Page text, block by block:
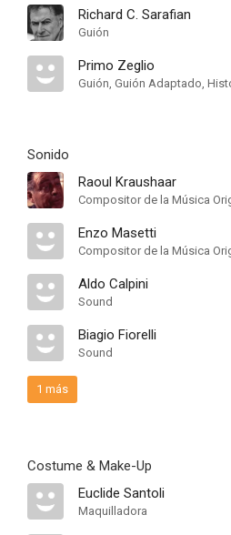
Richard C. Sarafian
Guión
Primo Zeglio
Guión, Guión Adaptado,
Sonido
Raoul Kraushaar
Compositor de la Música
Enzo Masetti
Compositor de la Música
Aldo Calpini
Sound
Biagio Fiorelli
Sound
1 más
Costume & Make-Up
Euclide Santoli
Maquilladora